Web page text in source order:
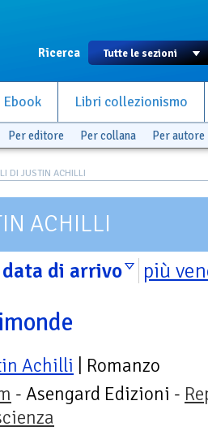
Ricerca
Ebook Libri collezionismo
Per editore Per collana Per autore
DI JUSTIN ACHILLI
ACHILLI
data di arrivo più
Achilli | Romanzo
- Asengard Edizioni -